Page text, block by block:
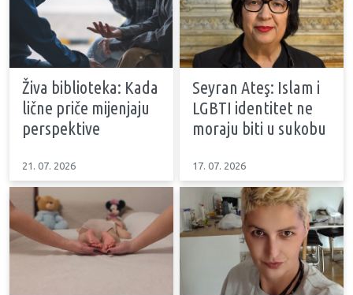
Živa biblioteka: Kada
lične priče mijenjaju
perspektive
21. 07. 2026
Seyran Ateş: Islam i
LGBTI identitet ne
moraju biti u sukobu
17. 07. 2026